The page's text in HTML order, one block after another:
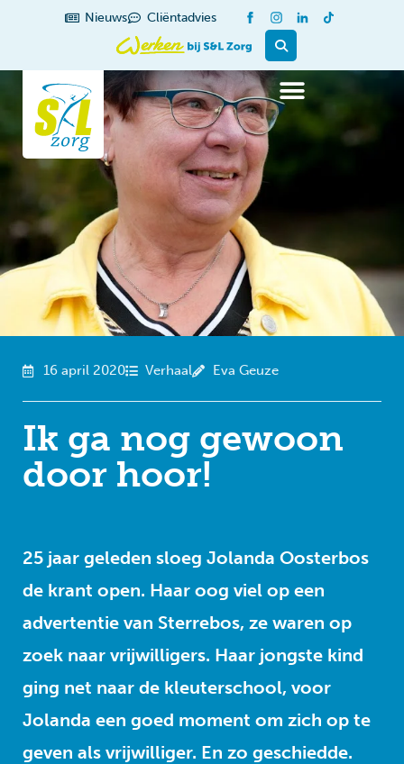
Nieuws Cliëntadvies
16 april 2020 Verhaal Eva Geuze
Ik ga nog gewoon
door hoor!
25 jaar geleden sloeg Jolanda Oosterbos
de krant open. Haar oog viel op een
advertentie van Sterrebos, ze waren op
zoek naar vrijwilligers. Haar jongste kind
ging net naar de kleuterschool, voor
Jolanda een goed moment om zich op te
geven als vrijwilliger. En zo geschiedde.